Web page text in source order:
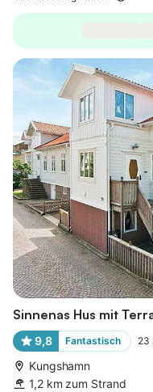
Sinnenas Hus mit
9,8 Fantastisch 23
Kungshamn
1,2 km zum Strand